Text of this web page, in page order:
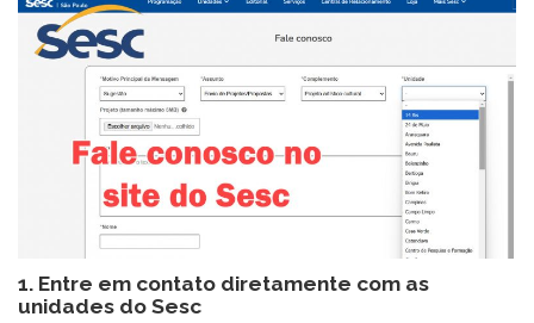
1. Entre em contato diretamente com as
unidades do Sesc